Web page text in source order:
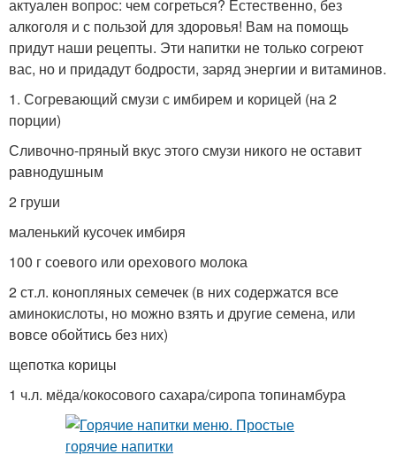
актуален вопрос: чем согреться? Естественно, без
алкоголя и с пользой для здоровья! Вам на помощь
придут наши рецепты. Эти напитки не только согреют
вас, но и придадут бодрости, заряд энергии и витаминов.
1. Согревающий смузи с имбирем и корицей (на 2
порции)
Сливочно-пряный вкус этого смузи никого не оставит
равнодушным
2 груши
маленький кусочек имбиря
100 г соевого или орехового молока
2 ст.л. конопляных семечек (в них содержатся все
аминокислоты, но можно взять и другие семена, или
вовсе обойтись без них)
щепотка корицы
1 ч.л. мёда/кокосового сахара/сиропа топинамбура